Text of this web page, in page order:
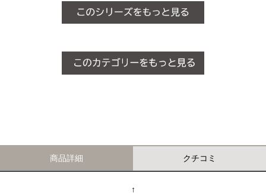
商品詳細 クチコミ
↑